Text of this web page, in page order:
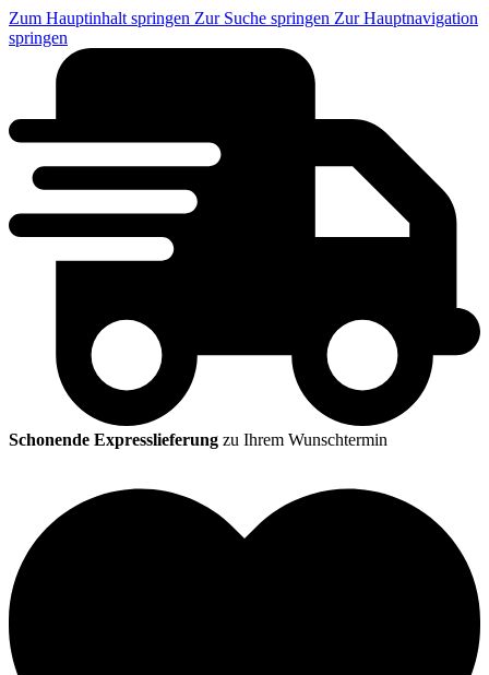
Zum Hauptinhalt springen Zur Suche springen Zur Hauptnavigation
springen
Schonende Expresslieferung zu Ihrem Wunschtermin